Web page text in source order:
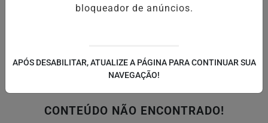
CONTEÚDO NÃO ENCONTRADO!
bloqueador de anúncios.
APÓS DESABILITAR, ATUALIZE A PÁGINA PARA CONTINUAR SUA
NAVEGAÇÃO!